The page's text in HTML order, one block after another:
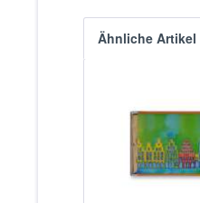
Ähnliche Artikel